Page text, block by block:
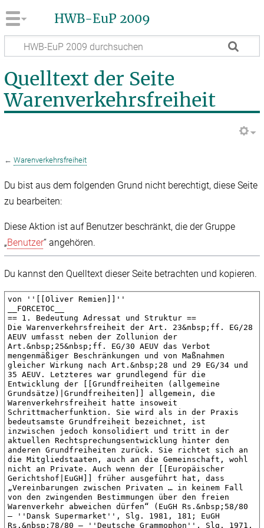
HWB-EuP 2009
Quelltext der Seite
Warenverkehrsfreiheit
←Warenverkehrsfreiheit
Du bist aus dem folgenden Grund nicht berechtigt, diese Seite
zu bearbeiten:
Diese Aktion ist auf Benutzer beschränkt, die der Gruppe
„Benutzer“ angehören.
Du kannst den Quelltext dieser Seite betrachten und kopieren.